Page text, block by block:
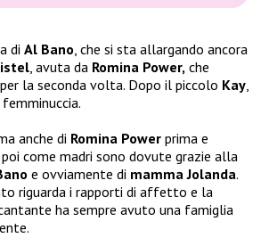
di Al Bano, che si sta allargando ancora
, avuta da Romina Power, che
la seconda volta. Dopo il piccolo Kay,
anche di Romina Power prima e
poi come madri sono dovute grazie alla
e ovviamente di mamma Jolanda.
riguarda i rapporti di affetto e la
ha sempre avuto una famiglia